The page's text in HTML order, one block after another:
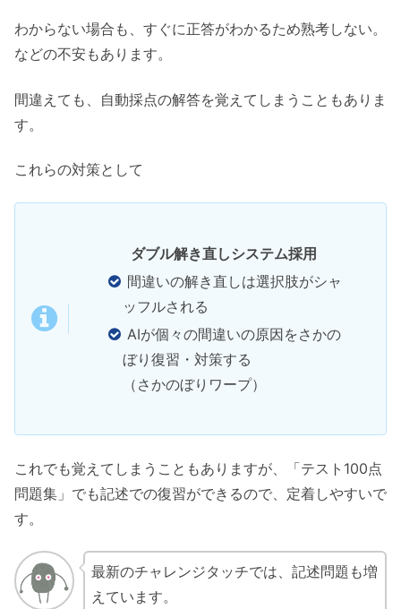
わからない場合も、すぐに正答がわかるため熟考しない。
などの不安もあります。
間違えても、自動採点の解答を覚えてしまうこともありま
す。
これらの対策として
ダブル解き直しシステム採用
間違いの解き直しは選択肢がシャ
ッフルされる
AIが個々の間違いの原因をさかの
ぼり復習・対策する
（さかのぼりワープ）
これでも覚えてしまうこともありますが、「テスト100点
問題集」でも記述での復習ができるので、定着しやすいで
す。
最新のチャレンジタッチでは、記述問題も増
えています。